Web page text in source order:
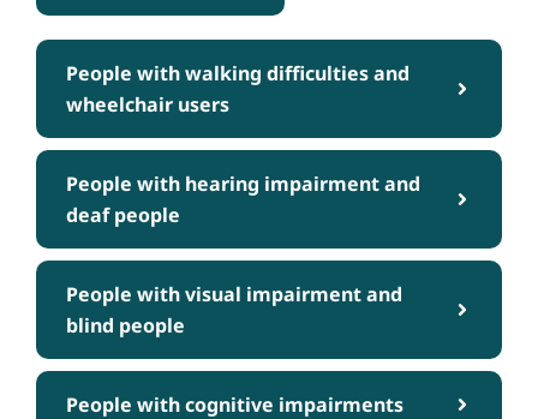
People with walking difficulties and
wheelchair users
People with hearing impairment and
deaf people
People with visual impairment and
blind people
People with cognitive impairments